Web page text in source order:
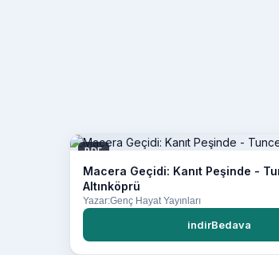
PDF
Macera Geçidi: Kanıt Peşinde -
Altınköprü
Yazar:Genç Hayat Yayınları
indirBedava